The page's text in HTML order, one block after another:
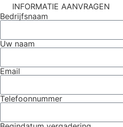
INFORMATIE AANVRAGEN
Bedrijfsnaam
Uw naam
Email
Telefoonnummer